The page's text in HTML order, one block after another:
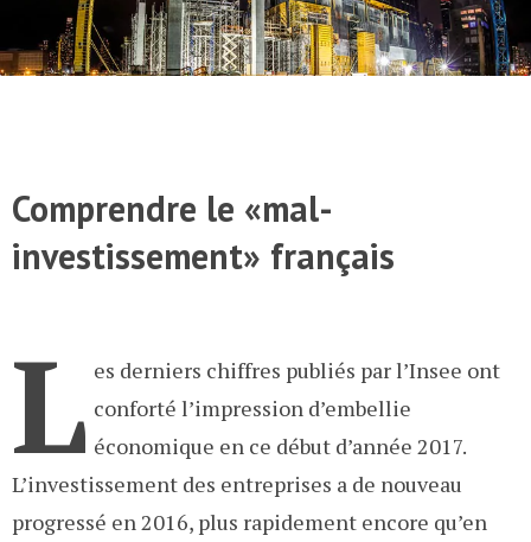
Comprendre le «mal-
investissement» français
L es derniers chiffres publiés par l’Insee ont
conforté l’impression d’embellie
économique en ce début d’année 2017.
L’investissement des entreprises a de nouveau
progressé en 2016, plus rapidement encore qu’en